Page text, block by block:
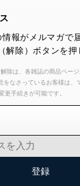
報がメルマガで
解除）ボタンを押
除は、各雑誌の商品ページ
をなさっているお客様は、
更手続きが可能です。